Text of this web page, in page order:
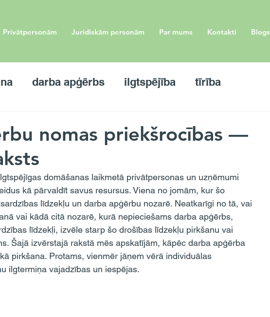
Privātpersonām Juridiskām personām Par mums Kontakti Blogs
darba apģērbs ilgtspējība tīrība
nomas priekšrocības —
kā pārvaldīt savus resursus. Viena no jomām, kur šo
līdzekļu un darba apģērbu nozarē. Neatkarīgi no tā, vai
vai kādā citā nozarē, kurā nepieciešams darba apģērbs,
līdzekļi, izvēle starp šo drošības līdzekļu pirkšanu vai
Šajā izvērstajā rakstā mēs apskatījām, kāpēc darba apģērba
pirkšana. Protams, vienmēr jāņem vērā individuālas
ilgtermiņa vajadzības un iespējas.